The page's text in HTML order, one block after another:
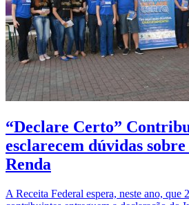
“Declare Certo”
esclarecem dúvidas
Renda
A Receita Federal espera, neste ano, que